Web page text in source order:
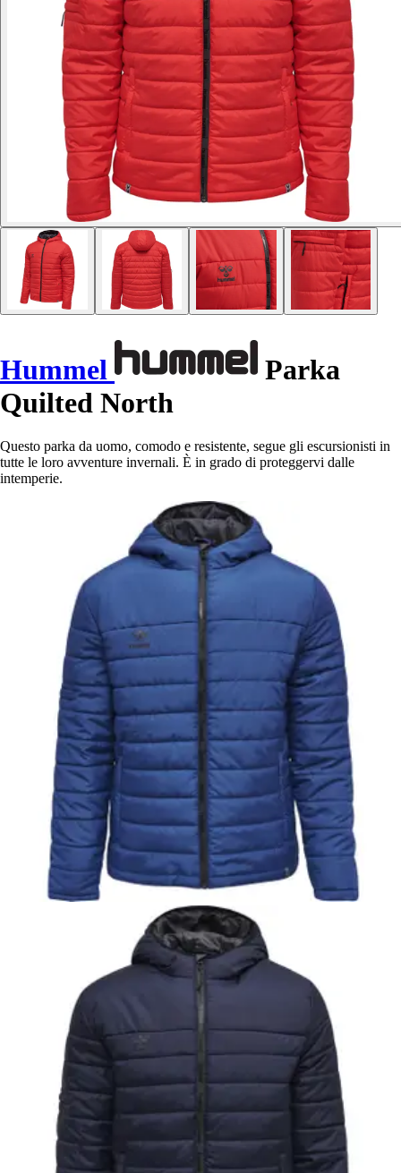
Hummel
Parka
Quilted North
Questo parka da uomo, comodo e resistente, segue gli escursionisti in
tutte le loro avventure invernali. È in grado di proteggervi dalle
intemperie.